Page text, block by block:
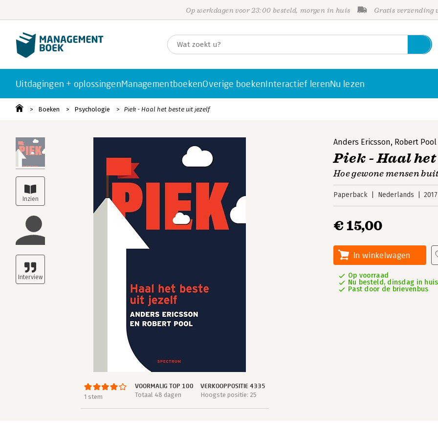
Op werkdagen voor 23:00 besteld, morgen in huis Gratis verzending
Uitdagingen + oplossingenManagementboekenOverige boekenInteractief lerenNu lezen
Boeken Psychologie Piek - Haal het beste uit jezelf
1 stem
VOORMALIG TOP 100
Totaal 48 dagen
VERKOOPPOSITIE 4335
Hoogste positie: 25
Anders Ericsson, Robert Pool
Piek - Haal
Hoe gewone mensen
Paperback Nederlands 2017
€ 15,00
In winkelwagen
Op voorraad
Nu besteld, dinsdag in huis
Past door de brievenbus